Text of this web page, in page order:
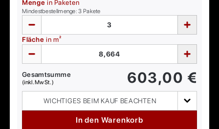
Menge in Paketen
Mindestbestellmenge:3 Pakete
Fläche in m²
Gesamtsumme
(inkl. MwSt.) 603,00 €
WICHTIGES BEIM KAUF BEACHTEN
In den Warenkorb